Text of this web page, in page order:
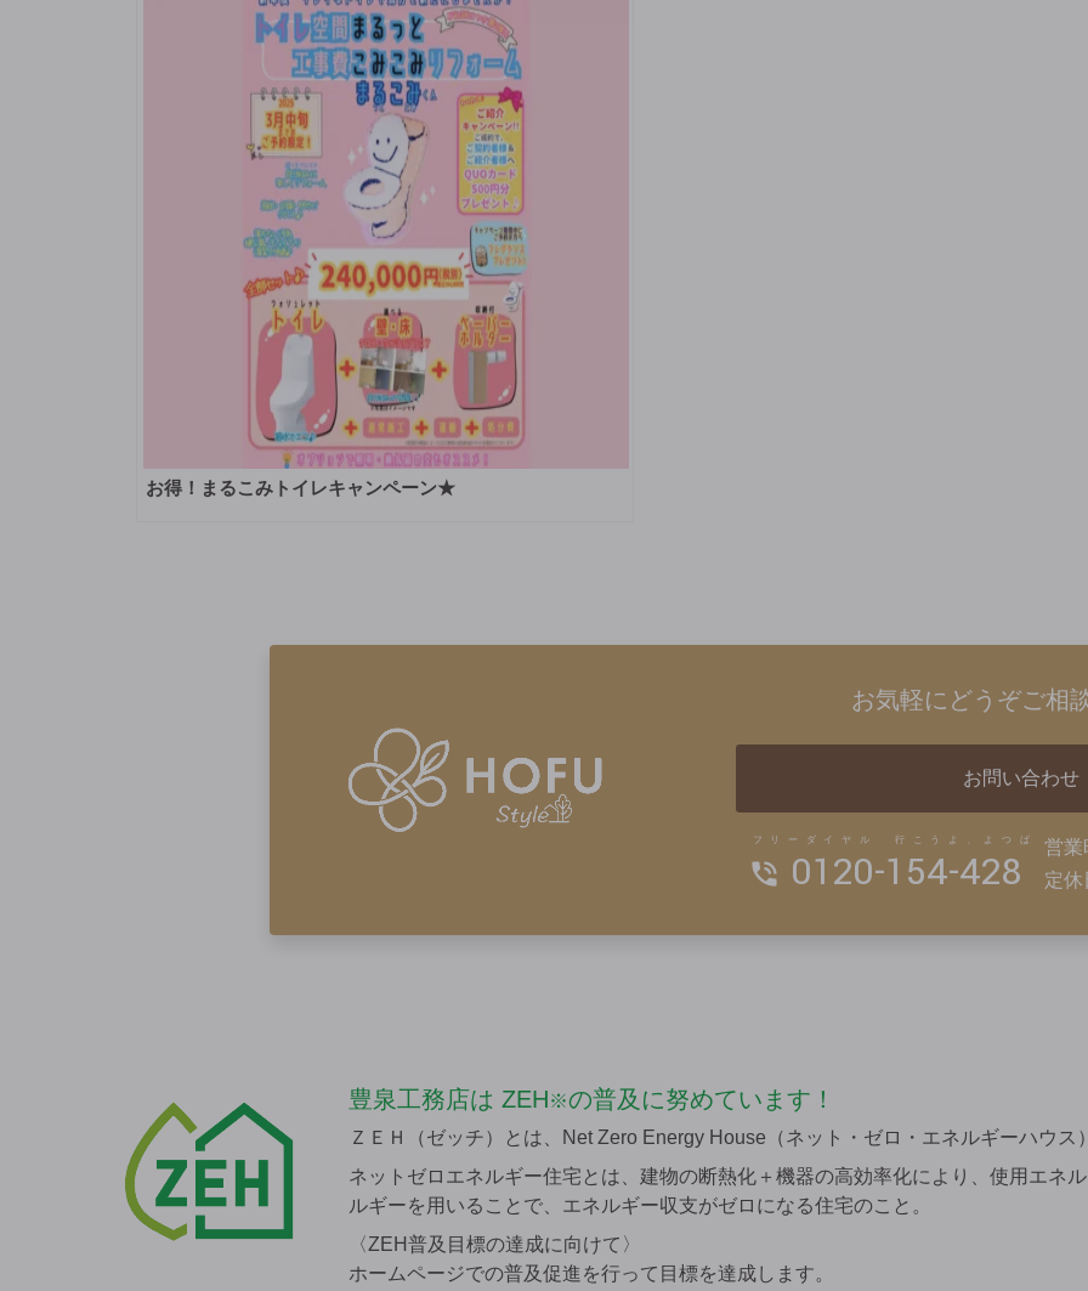
お得！まるこみトイレキャンペーン★
お気軽にどうぞご相
お問い合わせ
0120-154-428
フリーダイヤル 行こうよ、よつば
営業
定休
豊泉工務店は ZEH※の普及に努めています！
ＺＥＨ（ゼッチ）とは、Net Zero Energy House（ネット・ゼロ・エネルギーハウス
ネットゼロエネルギー住宅とは、建物の断熱化＋機器の高効率化により、使用エネ
ルギーを用いることで、エネルギー収支がゼロになる住宅のこと。
〈ZEH普及目標の達成に向けて〉
ホームページでの普及促進を行って目標を達成します。